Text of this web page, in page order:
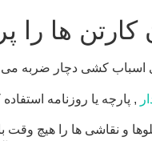
اسباب کشی دچار ضربه
, پارچه یا روزنامه استفاده
و نقاشی ها را هیچ وقت